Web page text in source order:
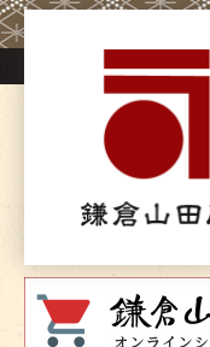
Skip
to